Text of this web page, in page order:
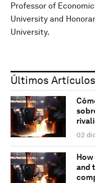
Professor of
University and
University.
Últimos Artículos
02
and